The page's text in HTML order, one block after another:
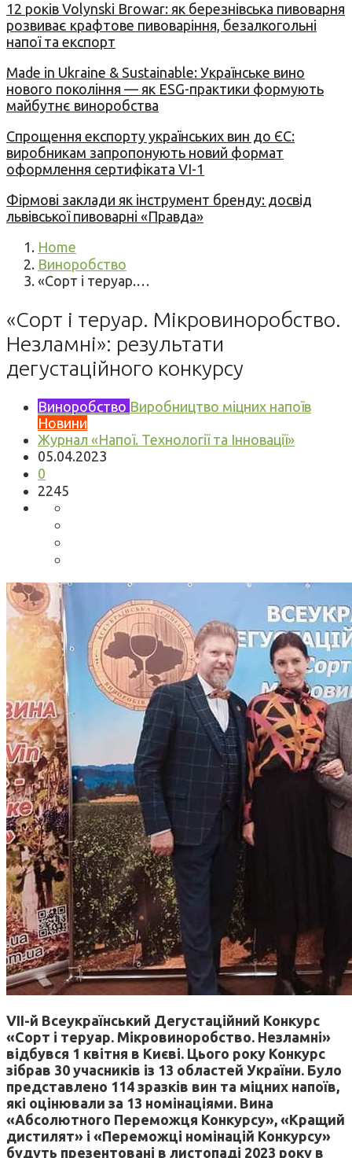
12 років Volynski Browar: як березнівська пивоварня
розвиває крафтове пивоваріння, безалкогольні
напої та експорт
Made in Ukraine & Sustainable: Українське вино
нового покоління — як ESG-практики формують
майбутнє виноробства
Спрощення експорту українських вин до ЄС:
виробникам запропонують новий формат
оформлення сертифіката VI-1
Фірмові заклади як інструмент бренду: досвід
львівської пивоварні «Правда»
Home
Виноробство
«Сорт і теруар.…
«Сорт і теруар. Мікровиноробство.
Незламні»: результати
дегустаційного конкурсу
Виноробство Виробництво міцних напоїв
Новини
Журнал «Напої. Технології та Інновації»
05.04.2023
0
2245
VIІ-й Всеукраїнський Дегустаційний Конкурс
«Сорт і теруар. Мікровиноробство. Незламні»
відбувся 1 квітня в Києві. Цього року Конкурс
зібрав 30 учасників із 13 областей України. Було
представлено 114 зразків вин та міцних напоїв,
які оцінювали за 13 номінаціями. Вина
«Абсолютного Переможця Конкурсу», «Кращий
дистилят» і «Переможці номінацій Конкурсу»
будуть презентовані в листопаді 2023 року в